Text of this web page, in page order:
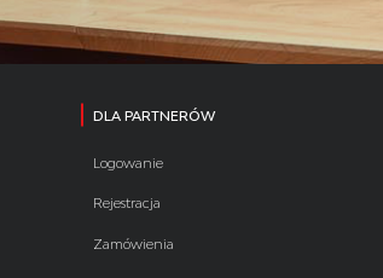
DLA PARTNERÓW
Logowanie
Rejestracja
Zamówienia